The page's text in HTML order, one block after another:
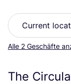
Alle 2 Geschäfte
The